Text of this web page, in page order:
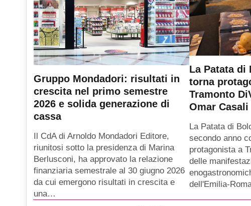
Gruppo Mondadori: risultati in
crescita nel primo semestre
2026 e solida generazione di
cassa
Il CdA di Arnoldo Mondadori Editore,
riunitosi sotto la presidenza di Marina
Berlusconi, ha approvato la relazione
finanziaria semestrale al 30 giugno 2026
da cui emergono risultati in crescita e
una…
La Patata di
torna
Tramonto
Omar Casali
La Patata di
secondo anno
protagonista a
delle
dell'Emilia-